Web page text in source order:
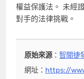
權益保護法。 未經
對手的法律挑戰。
原始來源：智聞捷
網址： https://